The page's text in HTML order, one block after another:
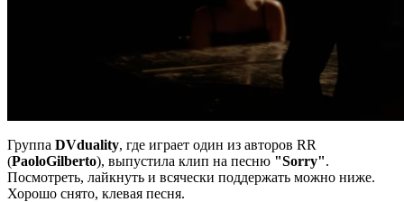
Группа DVduality, где играет один из авторов RR
(PaoloGilberto), выпустила клип на песню "Sorry".
Посмотреть, лайкнуть и всячески поддержать можно ниже.
Хорошо снято, клевая песня.